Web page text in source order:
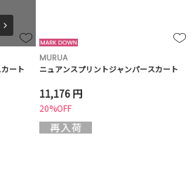
ート
MURUA
ニュアンスプリントジャンパースカート
11,176 円
20%OFF